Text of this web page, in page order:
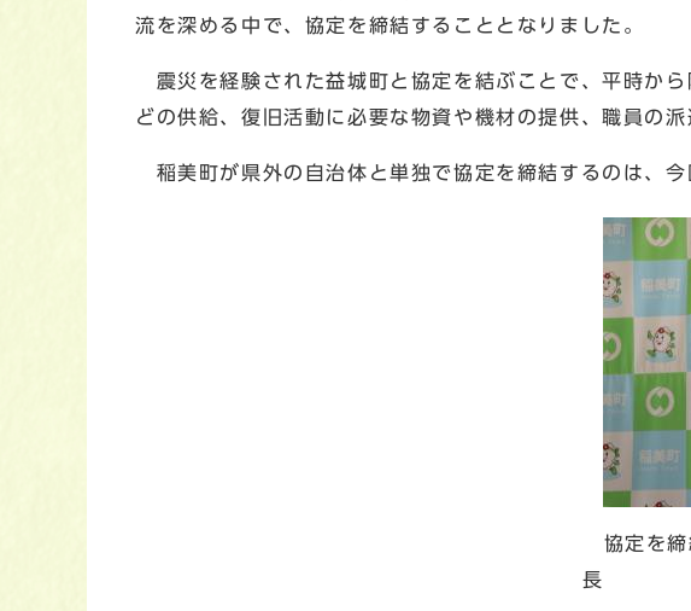
流を深める中で、協定を締結することとなりました。
震災を経験された益城町と協定を結ぶことで、平時か
どの供給、復旧活動に必要な物資や機材の提供、職員の
稲美町が県外の自治体と単独で協定を締結するのは、今
協定を締
長